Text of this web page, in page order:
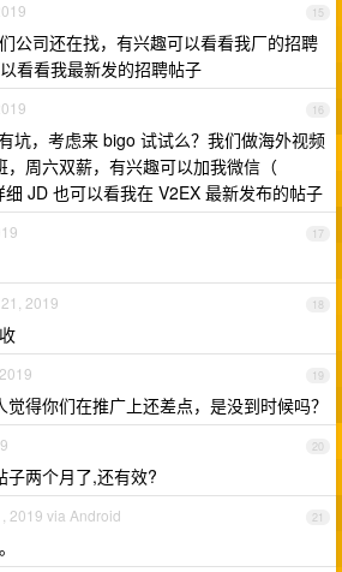
15
公司还在找，有兴趣可以看看我厂的招聘
看看我最新发的招聘帖子
16
坑，考虑来 bigo 试试么？我们做海外视频
，周六双薪，有兴趣可以加我微信（
JD 也可以看我在 V2EX 最新发布的帖子
17
18
2019
收
19
得你们在推广上还差点，是没到时候吗？
20
子两个月了,还有效?
21
2019 via Android